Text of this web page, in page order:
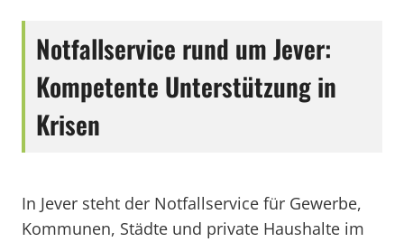
Notfallservice rund um Jever:
Kompetente Unterstützung in
Krisen
In Jever steht der Notfallservice für Gewerbe,
Kommunen, Städte und private Haushalte im